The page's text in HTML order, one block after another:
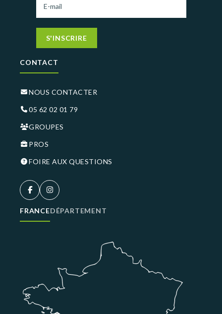
S'INSCRIRE
CONTACT
NOUS CONTACTER
05 62 02 01 79
GROUPES
PROS
FOIRE AUX QUESTIONS
FRANCEDÉPARTEMENT